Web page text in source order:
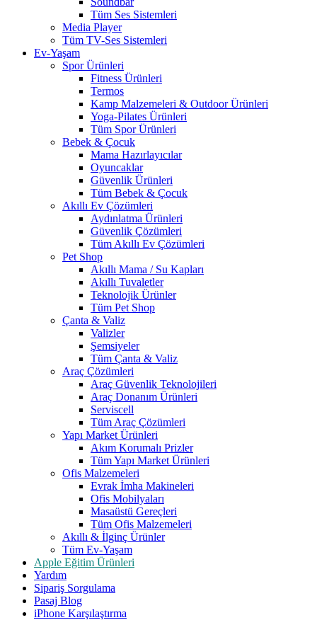
Tüm Ses Sistemleri
Media Player
Tüm TV-Ses Sistemleri
Ev-Yaşam
Spor Ürünleri
Fitness Ürünleri
Termos
Kamp Malzemeleri & Outdoor Ürünleri
Yoga-Pilates Ürünleri
Tüm Spor Ürünleri
Bebek & Çocuk
Mama Hazırlayıcılar
Oyuncaklar
Güvenlik Ürünleri
Tüm Bebek & Çocuk
Akıllı Ev Çözümleri
Aydınlatma Ürünleri
Güvenlik Çözümleri
Tüm Akıllı Ev Çözümleri
Pet Shop
Akıllı Mama / Su Kapları
Akıllı Tuvaletler
Teknolojik Ürünler
Tüm Pet Shop
Çanta & Valiz
Valizler
Şemsiyeler
Tüm Çanta & Valiz
Araç Çözümleri
Araç Güvenlik Teknolojileri
Araç Donanım Ürünleri
Serviscell
Tüm Araç Çözümleri
Yapı Market Ürünleri
Akım Korumalı Prizler
Tüm Yapı Market Ürünleri
Ofis Malzemeleri
Evrak İmha Makineleri
Ofis Mobilyaları
Masaüstü Gereçleri
Tüm Ofis Malzemeleri
Akıllı & İlginç Ürünler
Tüm Ev-Yaşam
Apple Eğitim Ürünleri
Yardım
Sipariş Sorgulama
Pasaj Blog
iPhone Karşılaştırma